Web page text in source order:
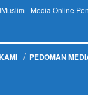
- Media Online
PEDOMAN